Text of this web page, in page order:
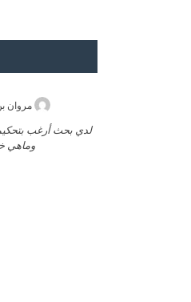
مروان
لدي بحث أرغب
وماهي